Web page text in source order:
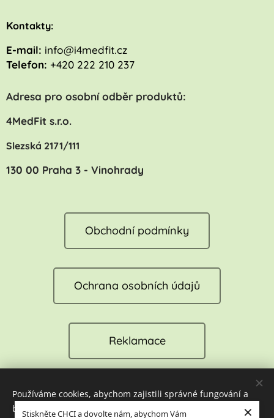
Stiskněte CHCI a dovolte nám, abychom Vám ×
Kontakty:
E-mail: info@i4medfit.cz
Telefon: +420 222 210 237
Adresa pro osobní odběr produktů:
4MedFit s.r.o.
Slezská 2171/111
130 00 Praha 3 - Vinohrady
Obchodní podmínky
Ochrana osobních údajů
Reklamace
Cookies
Používáme cookies, abychom zajistili správné fungování a
bezpečnost našich stránek. Tím vám můžeme zajistit tu